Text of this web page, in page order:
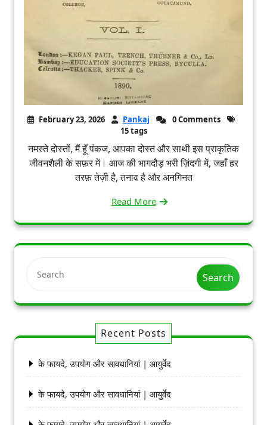
February 23, 2026 Pankaj
0 Comments
15 tags
नमस्ते दोस्तों, मैं हूँ पंकज, आपका दोस्त और साथी इस प्राकृतिक
जीवनशैली के सफ़र में। आज की भागदौड़ भरी ज़िंदगी में, जहाँ हर
तरफ़ तेज़ी है, तनाव है और अनगिनत
Read More
Search
Recent Posts
के फायदे, उपयोग और सावधानियां | आयुर्वेद
के फायदे, उपयोग और सावधानियां | आयुर्वेद